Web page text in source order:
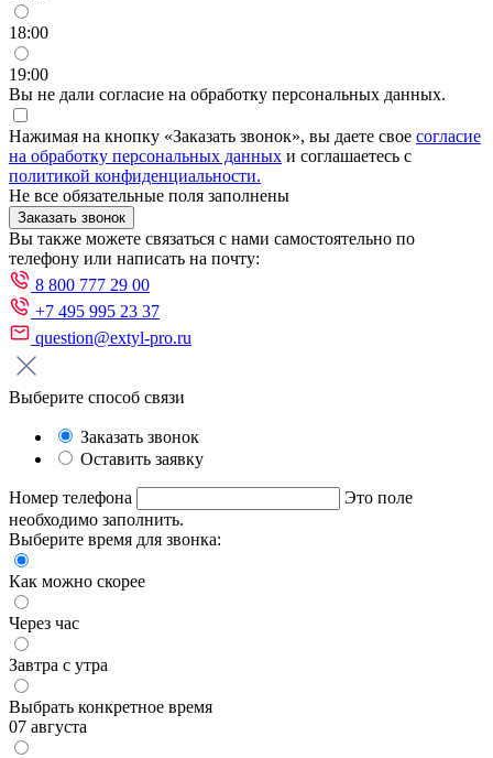
18:00
19:00
Вы не дали согласие на обработку персональных данных.
Нажимая на кнопку «Заказать звонок», вы даете свое согласие
на обработку персональных данных и соглашаетесь с
политикой конфиденциальности.
Не все обязательные поля заполнены
Заказать звонок
Вы также можете связаться с нами самостоятельно по
телефону или написать на почту:
8 800 777 29 00
+7 495 995 23 37
question@extyl-pro.ru
Выберите способ связи
Заказать звонок
Оставить заявку
Номер телефона
Это поле
необходимо заполнить.
Выберите время для звонка:
Как можно скорее
Через час
Завтра с утра
Выбрать конкретное время
07 августа